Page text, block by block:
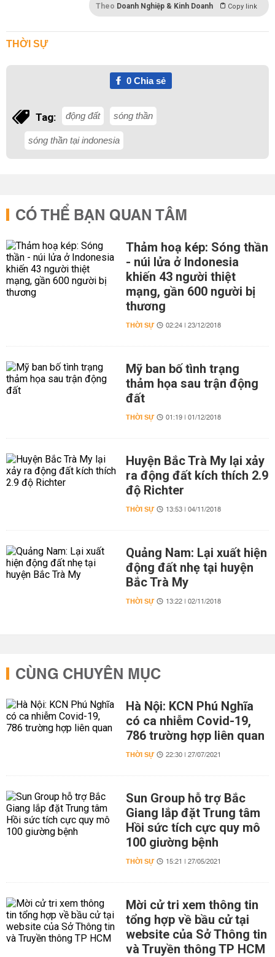
Theo Doanh Nghiệp & Kinh Doanh Copy link
THỜI SỰ
0Chia sẻ
Tag: động đất sóng thần
sóng thần tại indonesia
CÓ THỂ BẠN QUAN TÂM
Thảm hoạ kép: Sóng thần
- núi lửa ở Indonesia
khiến 43 người thiệt
mạng, gần 600 người bị
thương
THỜI SỰ 02:24 | 23/12/2018
Mỹ ban bố tình trạng
thảm họa sau trận động
đất
THỜI SỰ 01:19 | 01/12/2018
Huyện Bắc Trà My lại xảy
ra động đất kích thích 2.9
độ Richter
THỜI SỰ 13:53 | 04/11/2018
Quảng Nam: Lại xuất hiện
động đất nhẹ tại huyện
Bắc Trà My
THỜI SỰ 13:22 | 02/11/2018
CÙNG CHUYÊN MỤC
Hà Nội: KCN Phú Nghĩa
có ca nhiễm Covid-19,
786 trường hợp liên quan
THỜI SỰ 22:30 | 27/07/2021
Sun Group hỗ trợ Bắc
Giang lắp đặt Trung tâm
Hồi sức tích cực quy mô
100 giường bệnh
THỜI SỰ 15:21 | 27/05/2021
Mời cử tri xem thông tin
tổng hợp về bầu cử tại
website của Sở Thông tin
và Truyền thông TP HCM